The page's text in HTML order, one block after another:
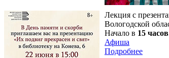
Лекция с
Вологодской
Начало в 15 часов
Афиша
Подробнее